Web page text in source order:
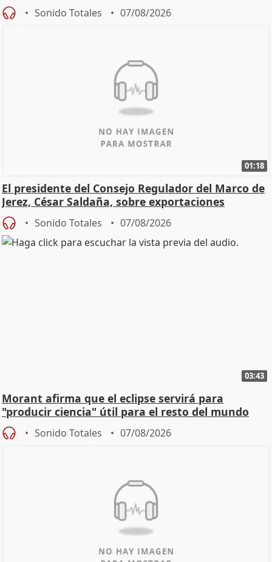
Sonido Totales 07/08/2026
01:18
El presidente del Consejo Regulador del Marco de
Jerez, César Saldaña, sobre exportaciones
Sonido Totales 07/08/2026
03:43
Morant afirma que el eclipse servirá para
"producir ciencia" útil para el resto del mundo
Sonido Totales 07/08/2026